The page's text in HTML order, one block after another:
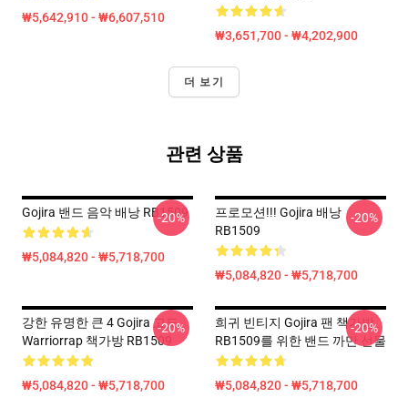
₩5,642,910 - ₩6,607,510
₩3,651,700 - ₩4,202,900
더 보기
관련 상품
Gojira 밴드 음악 배낭 RB1509
₩5,084,820 - ₩5,718,700
-20%
프로모션!!! Gojira 배낭
RB1509
₩5,084,820 - ₩5,718,700
-20%
강한 유명한 큰 4 Gojira 고도
Warriorrap 책가방 RB1509
₩5,084,820 - ₩5,718,700
-20%
희귀 빈티지 Gojira 팬 책가방
RB1509를 위한 밴드 까만 선물
₩5,084,820 - ₩5,718,700
-20%